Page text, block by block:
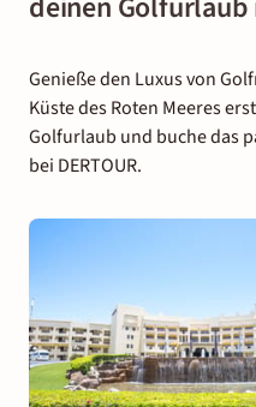
Genieße den Luxus von
Küste des Roten Meeres
Golfurlaub und buche das
bei DERTOUR.